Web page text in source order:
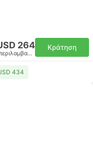
264
όχημα, όλα συμπεριλαμβανομένου
Κράτηση
434